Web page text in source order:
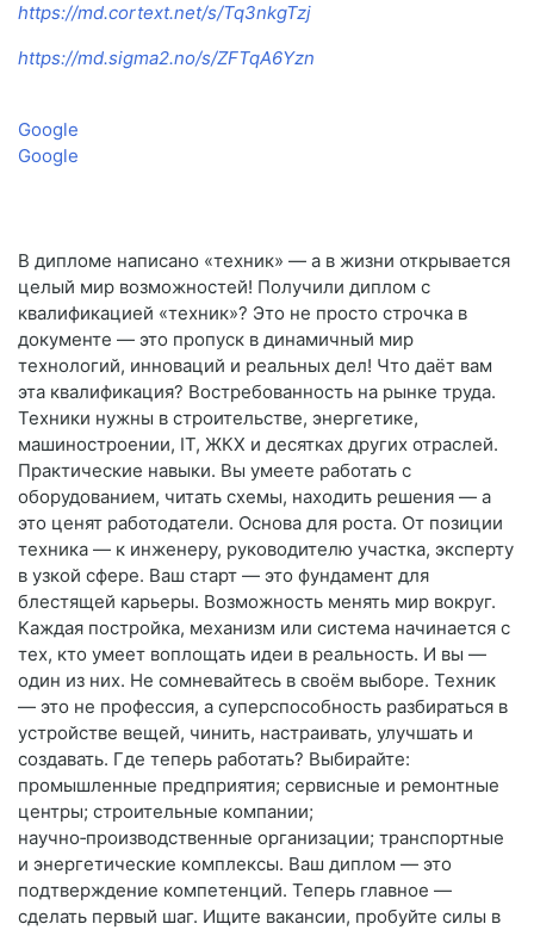
https://md.cortext.net/s/Tq3nkgTzj
https://md.sigma2.no/s/ZFTqA6Yzn
Google
Google
В дипломе написано «техник» — а в жизни открывается
целый мир возможностей! Получили диплом с
квалификацией «техник»? Это не просто строчка в
документе — это пропуск в динамичный мир
технологий, инноваций и реальных дел! Что даёт вам
эта квалификация? Востребованность на рынке труда.
Техники нужны в строительстве, энергетике,
машиностроении, IT, ЖКХ и десятках других отраслей.
Практические навыки. Вы умеете работать с
оборудованием, читать схемы, находить решения — а
это ценят работодатели. Основа для роста. От позиции
техника — к инженеру, руководителю участка, эксперту
в узкой сфере. Ваш старт — это фундамент для
блестящей карьеры. Возможность менять мир вокруг.
Каждая постройка, механизм или система начинается с
тех, кто умеет воплощать идеи в реальность. И вы —
один из них. Не сомневайтесь в своём выборе. Техник
— это не профессия, а суперспособность разбираться в
устройстве вещей, чинить, настраивать, улучшать и
создавать. Где теперь работать? Выбирайте:
промышленные предприятия; сервисные и ремонтные
центры; строительные компании;
научно‑производственные организации; транспортные
и энергетические комплексы. Ваш диплом — это
подтверждение компетенций. Теперь главное —
сделать первый шаг. Ищите вакансии, пробуйте силы в